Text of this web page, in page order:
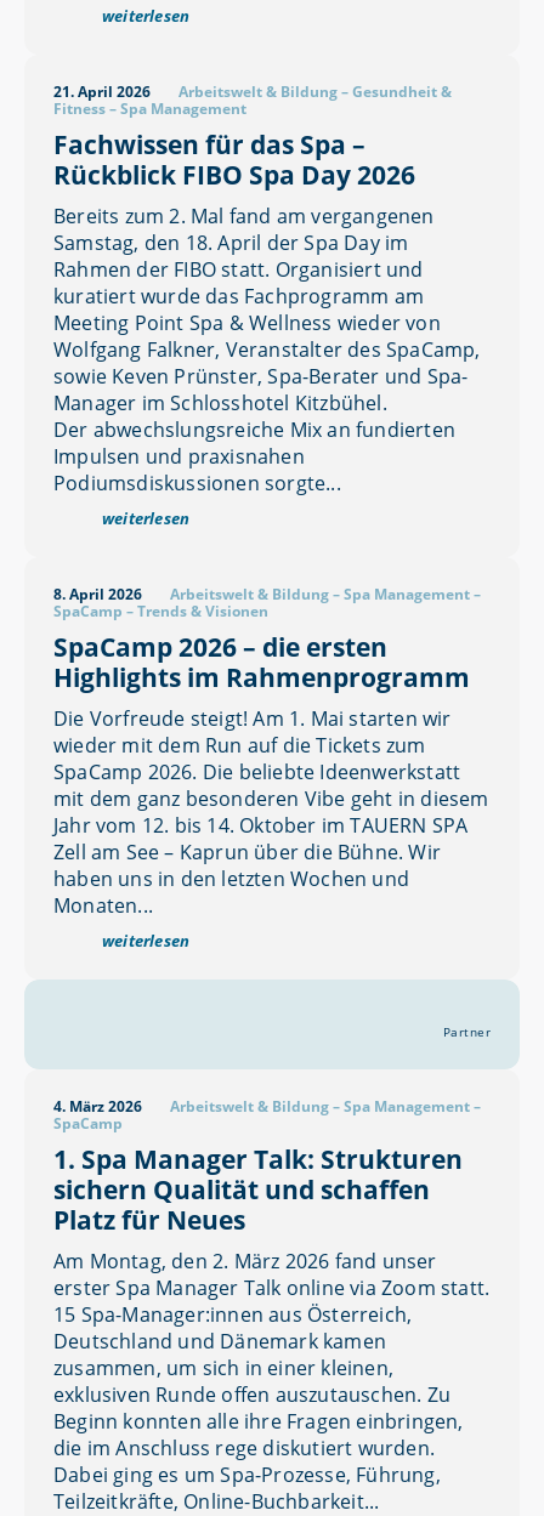
weiterlesen
21. April 2026 Arbeitswelt & Bildung–Gesundheit &
Fitness–Spa Management
Fachwissen für das Spa –
Rückblick FIBO Spa Day 2026
Bereits zum 2. Mal fand am vergangenen
Samstag, den 18. April der Spa Day im
Rahmen der FIBO statt. Organisiert und
kuratiert wurde das Fachprogramm am
Meeting Point Spa & Wellness wieder von
Wolfgang Falkner, Veranstalter des SpaCamp,
sowie Keven Prünster, Spa-Berater und Spa-
Manager im Schlosshotel Kitzbühel.
Der abwechslungsreiche Mix an fundierten
Impulsen und praxisnahen
Podiumsdiskussionen sorgte...
weiterlesen
8. April 2026 Arbeitswelt & Bildung–Spa Management–
SpaCamp –Trends & Visionen
SpaCamp 2026 – die ersten
Highlights im Rahmenprogramm
Die Vorfreude steigt! Am 1. Mai starten wir
wieder mit dem Run auf die Tickets zum
SpaCamp 2026. Die beliebte Ideenwerkstatt
mit dem ganz besonderen Vibe geht in diesem
Jahr vom 12. bis 14. Oktober im TAUERN SPA
Zell am See – Kaprun über die Bühne. Wir
haben uns in den letzten Wochen und
Monaten...
weiterlesen
Partner
4. März 2026 Arbeitswelt & Bildung–Spa Management–
SpaCamp
1. Spa Manager Talk: Strukturen
sichern Qualität und schaffen
Platz für Neues
Am Montag, den 2. März 2026 fand unser
erster Spa Manager Talk online via Zoom statt.
15 Spa-Manager:innen aus Österreich,
Deutschland und Dänemark kamen
zusammen, um sich in einer kleinen,
exklusiven Runde offen auszutauschen. Zu
Beginn konnten alle ihre Fragen einbringen,
die im Anschluss rege diskutiert wurden.
Dabei ging es um Spa-Prozesse, Führung,
Teilzeitkräfte, Online-Buchbarkeit...